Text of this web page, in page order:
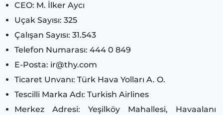
CEO: M. İlker Aycı
Uçak Sayısı: 325
Çalışan Sayısı: 31.543
Telefon Numarası: 444 0 849
E-Posta: ir@thy.com
Ticaret Unvanı: Türk Hava Yolları A. O.
Tescilli Marka Adı: Turkish Airlines
Merkez Adresi: Yeşilköy Mahallesi, Havaalanı